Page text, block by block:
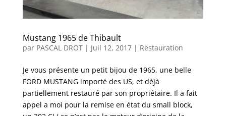
Mustang 1965 de Thibault
par PASCAL DROT| Juil 12, 2017| Restauration
Je vous présente un petit bijou de 1965, une belle
FORD MUSTANG importé des US, et déjà
partiellement restauré par son propriétaire. Il a fait
appel a moi pour la remise en état du small block,